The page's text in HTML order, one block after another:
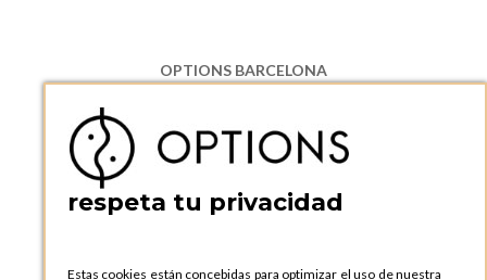
OPTIONS BARCELONA
08130 Santa Perpetua de Moguda, Barcelona
ESPAñA
Teléfono:
+34 935 724 041
OPTIONS BARCELONA SHOWROOM
respeta tu privacidad
Estas cookies están concebidas para optimizar el uso de nuestra